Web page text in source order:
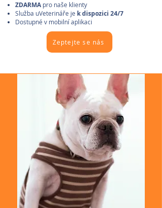
ZDARMA pro naše klienty
Služba uVeterináře je k dispozici 24/7
Dostupné v mobilní aplikaci
Zeptejte se nás